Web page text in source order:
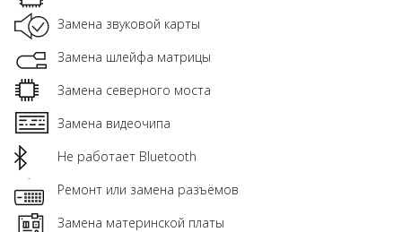
Замена звуковой карты
Замена шлейфа матрицы
Замена северного моста
Замена видеочипа
Не работает Bluetooth
Ремонт или замена разъёмов
Замена материнской платы